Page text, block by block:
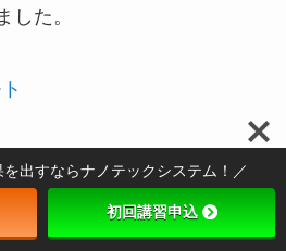
した。
出すならナノテックシステム！／
初回講習申込